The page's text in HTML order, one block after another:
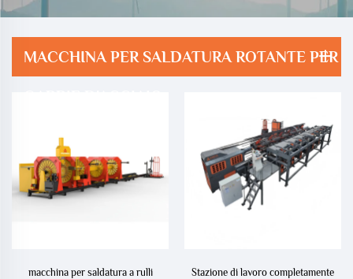
MACCHINA PER SALDATURA ROTANTE PER
macchina per saldatura a rulli
Stazione di lavoro completamente